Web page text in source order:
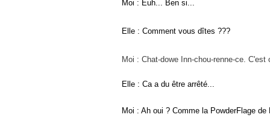
Moi : Euh... Ben si...
Elle : Comment vous dîtes ???
Moi : Chat-dowe Inn-chou-renne-ce.
Elle : Ca a du être arrêté...
Moi : Ah oui ? Comme la PowderFlage de